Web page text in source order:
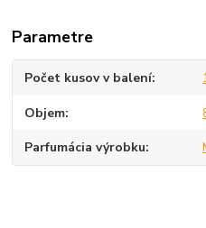
Parametre
Počet kusov v balení
Objem
Parfumácia výrobku